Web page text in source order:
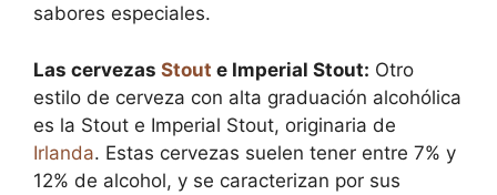
sabores especiales.
Las cervezas Stout e Imperial Stout: Otro
estilo de cerveza con alta graduación alcohólica
es la Stout e Imperial Stout, originaria de
Irlanda. Estas cervezas suelen tener entre 7% y
12% de alcohol, y se caracterizan por sus